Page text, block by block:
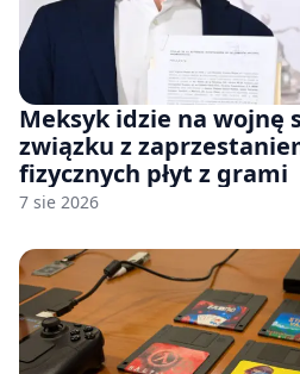
Meksyk idzie na wojnę
związku z
fizycznych płyt z grami
7 sie 2026